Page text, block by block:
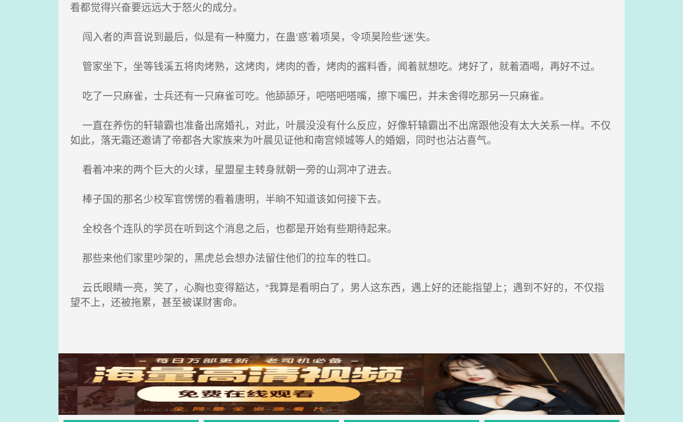
看都觉得兴奋要远远大于怒火的成分。
闯入者的声音说到最后，似是有一种魔力，在蛊‘惑’着项昊，令项昊险些‘迷’失。
管家坐下，坐等钱溪五将肉烤熟，这烤肉，烤肉的香，烤肉的酱料香，闻着就想吃。烤好了，就着酒喝，再好不过。
吃了一只麻雀，士兵还有一只麻雀可吃。他舔舔牙，吧嗒吧嗒嘴，擦下嘴巴，并未舍得吃那另一只麻雀。
一直在养伤的轩辕霸也准备出席婚礼，对此，叶晨没没有什么反应，好像轩辕霸出不出席跟他没有太大关系一样。不仅
如此，落无霜还邀请了帝都各大家族来为叶晨见证他和南宫倾城等人的婚姻，同时也沾沾喜气。
看着冲来的两个巨大的火球，星盟星主转身就朝一旁的山洞冲了进去。
棒子国的那名少校军官愣愣的看着唐明，半晌不知道该如何接下去。
全校各个连队的学员在听到这个消息之后，也都是开始有些期待起来。
那些来他们家里吵架的，黑虎总会想办法留住他们的拉车的牲口。
云氏眼睛一亮，笑了，心胸也变得豁达，“我算是看明白了，男人这东西，遇上好的还能指望上；遇到不好的，不仅指
望不上，还被拖累，甚至被谋财害命。